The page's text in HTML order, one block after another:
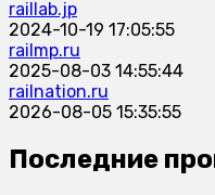
raillab.jp
2024-10-19 17:05:55
railmp.ru
2025-08-03 14:55:44
railnation.ru
2026-08-05 15:35:55
Последние